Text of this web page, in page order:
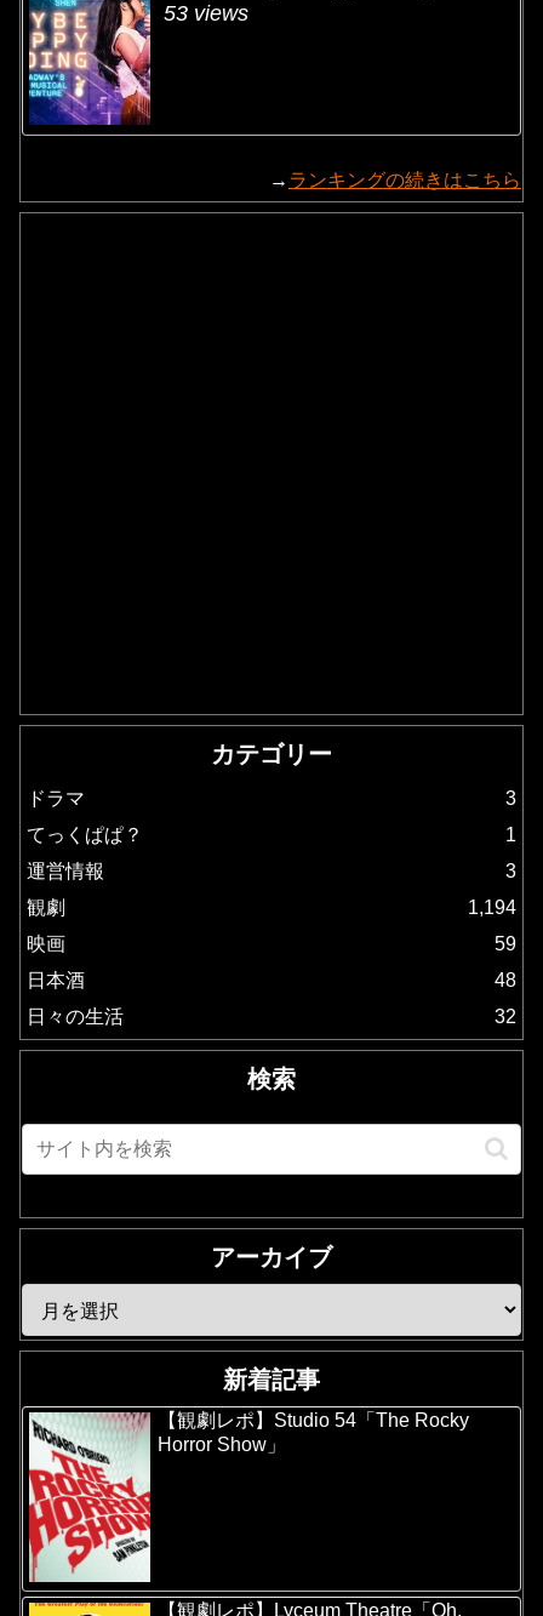
53 views
→ ランキングの続きはこちら
カテゴリー
ドラマ
3
てっくぱぱ？
1
運営情報
3
観劇
1,194
映画
59
日本酒
48
日々の生活
32
検索
アーカイブ
新着記事
【観劇レポ】Studio 54「The Rocky
Horror Show」
【観劇レポ】Lyceum Theatre「Oh,